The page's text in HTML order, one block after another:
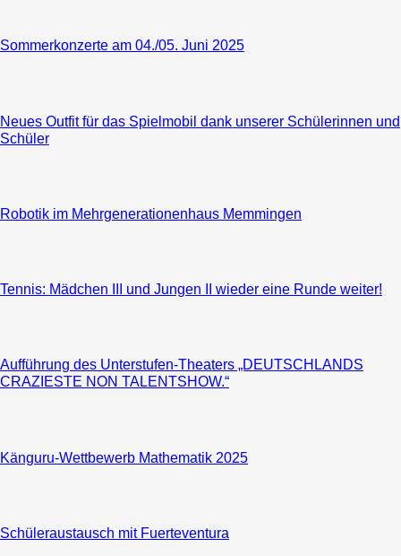
Sommerkonzerte am 04./05. Juni 2025
Neues Outfit für das Spielmobil dank unserer Schülerinnen und
Schüler
Robotik im Mehrgenerationenhaus Memmingen
Tennis: Mädchen III und Jungen II wieder eine Runde weiter!
Aufführung des Unterstufen-Theaters „DEUTSCHLANDS
CRAZIESTE NON TALENTSHOW.“
Känguru-Wettbewerb Mathematik 2025
Schüleraustausch mit Fuerteventura